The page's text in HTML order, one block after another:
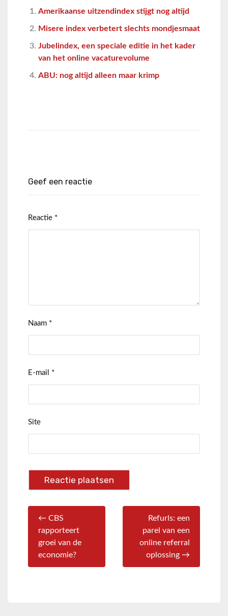
Amerikaanse uitzendindex stijgt nog altijd
Misere index verbetert slechts mondjesmaat
Jubelindex, een speciale editie in het kader
van het online vacaturevolume
ABU: nog altijd alleen maar krimp
Geef een reactie
Reactie *
Naam *
E-mail *
Site
← CBS
rapporteert
groei van de
economie?
Refurls: een
parel van een
online referral
oplossing →